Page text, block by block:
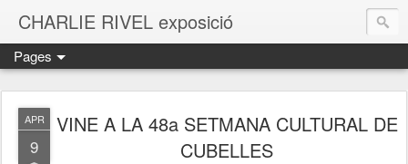
CHARLIE RIVEL exposició
Pages
APR
9
VINE A LA 48a SETMANA CULTURAL DE
CUBELLES